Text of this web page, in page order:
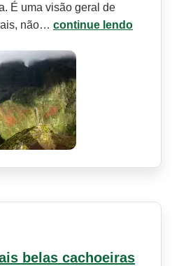
É uma visão geral de
não… continue lendo
belas cachoeiras